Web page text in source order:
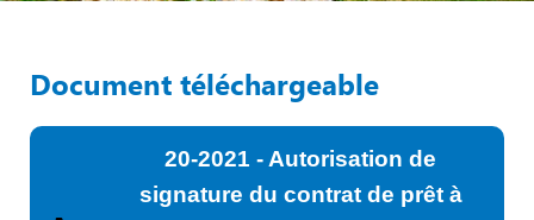
Document téléchargeable
20-2021 - Autorisation de
signature du contrat de prêt à